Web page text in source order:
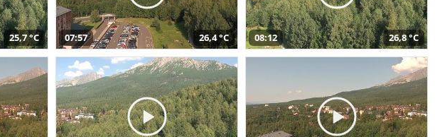
25,7 °C 07:57 26,4 °C 08:12 26,8 °C